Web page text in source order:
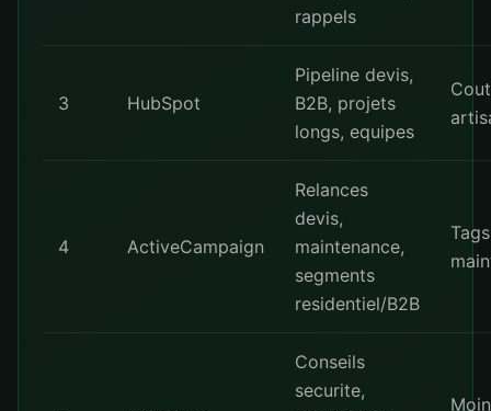
rappels
3 HubSpot
Pipeline devis,
B2B, projets
longs, equipes
4 ActiveCampaign
Relances
devis,
maintenance,
segments
residentiel/B2B
Conseils
securite,